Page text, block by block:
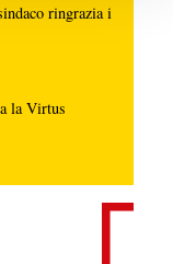
ringrazia i
la Virtus